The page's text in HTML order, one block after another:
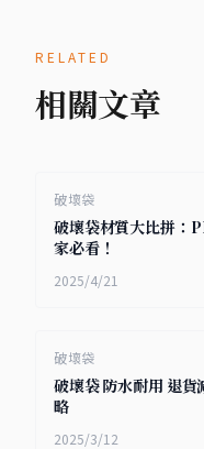
RELATED
相關文章
破壞袋
破壞袋材質大比拼：
家必看！
2025/4/21
破壞袋
破壞袋 防水耐用 退
略
2025/3/12